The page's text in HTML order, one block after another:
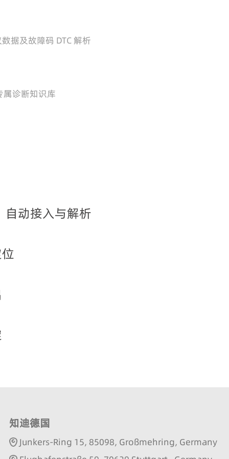
据及故障码 DTC 解析
属诊断知识库
动接入与解析
知迪德国
Junkers-Ring 15, 85098, Großmehring, Germany